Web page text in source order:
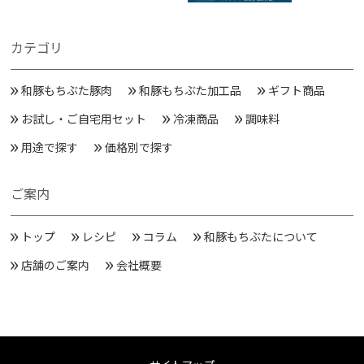
カテゴリ
和豚もちぶた豚肉 和豚もちぶた加工品
ギフト商品
お試し・ご自宅用セット
冷凍商品
調味料
用途で探す
価格別で探す
ご案内
トップ レシピ コラム
和豚もちぶたについて
店舗のご案内
会社概要